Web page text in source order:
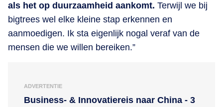
als het op duurzaamheid aankomt. Terwijl we bij
bigtrees wel elke kleine stap erkennen en
aanmoedigen. Ik sta eigenlijk nogal veraf van de
mensen die we willen bereiken.”
ADVERTENTIE
Business- & Innovatiereis naar China - 3